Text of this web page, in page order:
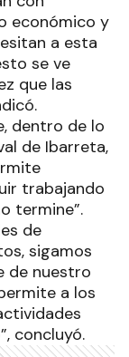
económico y
a esta
se ve
que las
dentro de lo
de Ibarreta,
trabajando
termine”.
de
sigamos
de nuestro
a los
concluyó.